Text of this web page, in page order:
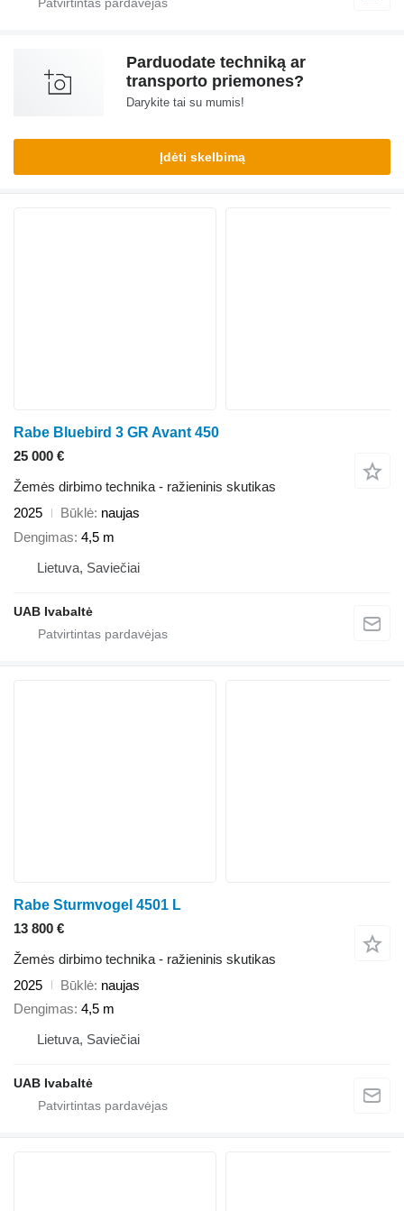
Parduodate techniką ar
transporto priemones?
Darykite tai su mumis!
Įdėti skelbimą
Rabe Bluebird 3 GR Avant 450
25 000 €
Žemės dirbimo technika - ražieninis skutikas
2025
Būklė naujas
Dengimas 4,5 m
Lietuva, Saviečiai
UAB Ivabaltė
Rabe Sturmvogel 4501 L
13 800 €
Žemės dirbimo technika - ražieninis skutikas
2025
Būklė naujas
Dengimas 4,5 m
Lietuva, Saviečiai
UAB Ivabaltė